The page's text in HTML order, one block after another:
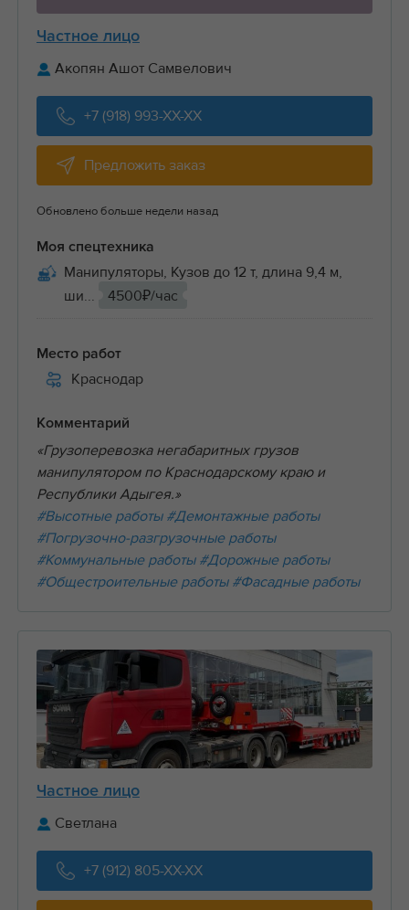
Частное лицо
Акопян Ашот Самвелович
+7 (918) 993-XX-XX
Предложить заказ
Обновлено больше недели назад
Моя спецтехника
Манипуляторы, Кузов до 12 т, длина 9,4 м,
ши...
4500₽/час
Место работ
Краснодар
Комментарий
«Грузоперевозка негабаритных грузов
манипулятором по Краснодарскому краю и
Республики Адыгея.»
#Высотные работы #Демонтажные работы
#Погрузочно-разгрузочные работы
#Коммунальные работы #Дорожные работы
#Общестроительные работы #Фасадные работы
Частное лицо
Светлана
+7 (912) 805-XX-XX